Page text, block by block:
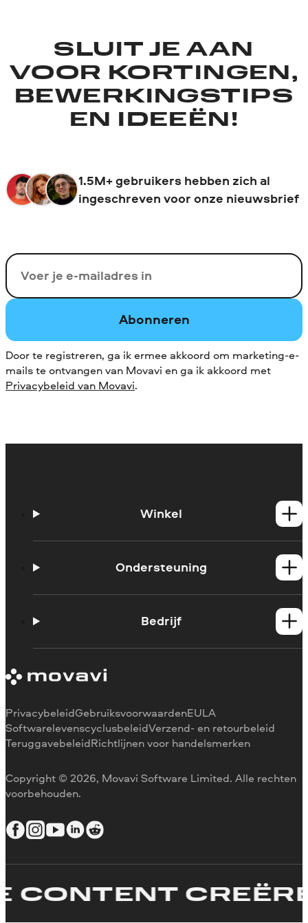
SLUIT JE AAN
VOOR KORTINGEN,
BEWERKINGSTIPS
EN IDEEËN!
1.5M+ gebruikers hebben zich al
ingeschreven voor onze nieuwsbrief
Uw e-mail
Abonneren
Door te registreren, ga ik ermee akkoord om marketing-e-
mails te ontvangen van Movavi en ga ik akkoord met
Privacybeleid van Movavi.
Winkel
Mac-productenOndersteuning
Support contacteren
Abonnement annuleren
Bedrijf
Ervaringen
Waarom voor ons kiezen
Voor het werk
Copyright © 2026, Movavi Software Limited. Alle rechten
voorbehouden.
PrivacybeleidGebruiksvoorwaardenEULA
SoftwarelevenscyclusbeleidVerzend- en retourbeleid
TeruggavebeleidRichtlijnen voor handelsmerken
CREËREN